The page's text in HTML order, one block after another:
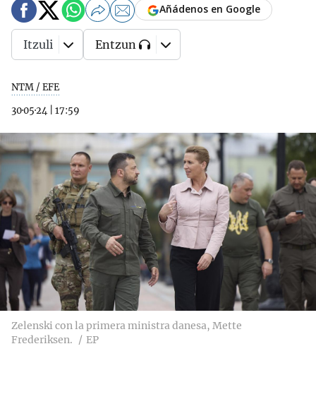
NTM / EFE
30·05·24
17:59
Añádenos en Google
Itzuli Entzun
Zelenski con la primera ministra danesa, Mette
Frederiksen.
EP